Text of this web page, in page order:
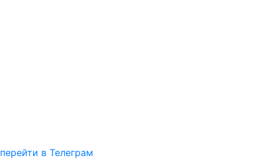
перейти в Телеграм